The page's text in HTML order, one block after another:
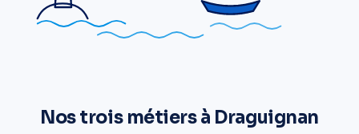
Nos trois métiers à Draguignan